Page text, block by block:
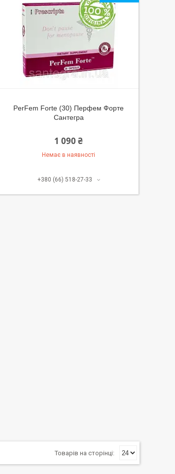
PerFem Forte (30) Перфем Форте
Сантегра
1 090 ₴
Немає в наявності
+380 (66) 518-27-33